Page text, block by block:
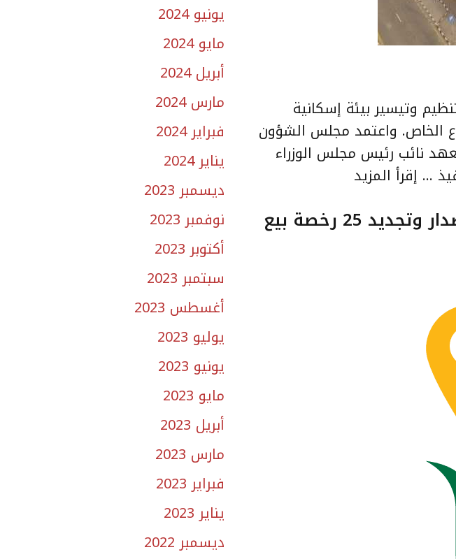
وتيسير بيئة إسكانية
الخاص. واعتمد مجلس الشؤون
نائب رئيس مجلس الوزراء
… إقرأ المزيد
وافقت على تشييد 2600 وحدة عقارية.. “وافي” تصدر إصدار وتجديد 25 رخصة بيع
يونيو 2024
مايو 2024
أبريل 2024
مارس 2024
فبراير 2024
يناير 2024
ديسمبر 2023
نوفمبر 2023
أكتوبر 2023
سبتمبر 2023
أغسطس 2023
يوليو 2023
يونيو 2023
مايو 2023
أبريل 2023
مارس 2023
فبراير 2023
يناير 2023
ديسمبر 2022